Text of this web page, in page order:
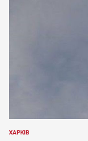
ОПУБЛІКУВАТИ
ХАРКІВ